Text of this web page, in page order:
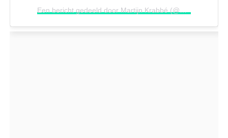
Een bericht gedeeld door Martijn Krabbé (@martijn_krabbe)